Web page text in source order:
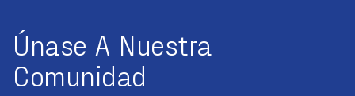
Únase A Nuestra
Comunidad